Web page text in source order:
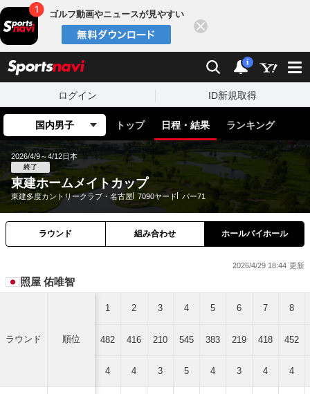
ゴルフ動画やニュースが見やすい
検索 通知
i
ログイン ID新規取得
国内男子 トップ 日程・結果 ランキング
2026/4/9～4/12日本
終了
東建ホームメイトカップ
東建多度カントリークラブ・名古屋 7090ヤード パー71
ラウンド 組み合わせ ホールバイホール
2026/4/29 18:44
照屋 佑唯智
ラウンド 順位
1 2 3 4 5 6 7 8
482 416 210 545 383 219 418 452
4 4 3 5 4 3 4 4